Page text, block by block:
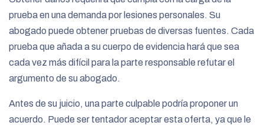
prueba en una demanda por lesiones personales. Su
abogado puede obtener pruebas de diversas fuentes. Cada
prueba que añada a su cuerpo de evidencia hará que sea
cada vez más difícil para la parte responsable refutar el
argumento de su abogado.
Antes de su juicio, una parte culpable podría proponer un
acuerdo. Puede ser tentador aceptar esta oferta, ya que le